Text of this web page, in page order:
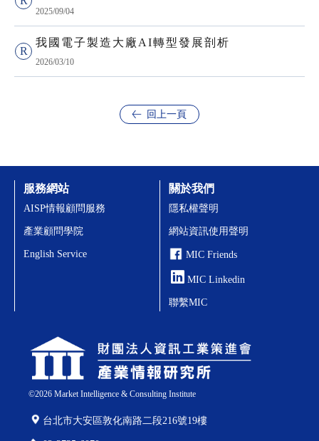
2025/09/04
我國電子製造大廠AI轉型發展剖析
2026/03/10
回上一頁
©2026Market Intelligence & Consulting Institute
台北市大安區敦化南路二段216號19樓
服務網站
AISP情報顧問服務
產業顧問學院
English Service
關於我們
隱私權聲明
網站資訊使用聲明
MIC Friends
MIC Linkedin
聯繫MIC